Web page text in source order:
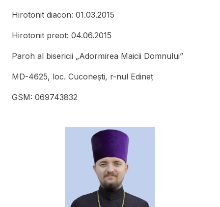
Hirotonit diacon: 01.03.2015
Hirotonit preot: 04.06.2015
Paroh al bisericii „Adormirea Maicii Domnului”
MD-4625, loc. Cuconeşti, r-nul Edineţ
GSM: 069743832